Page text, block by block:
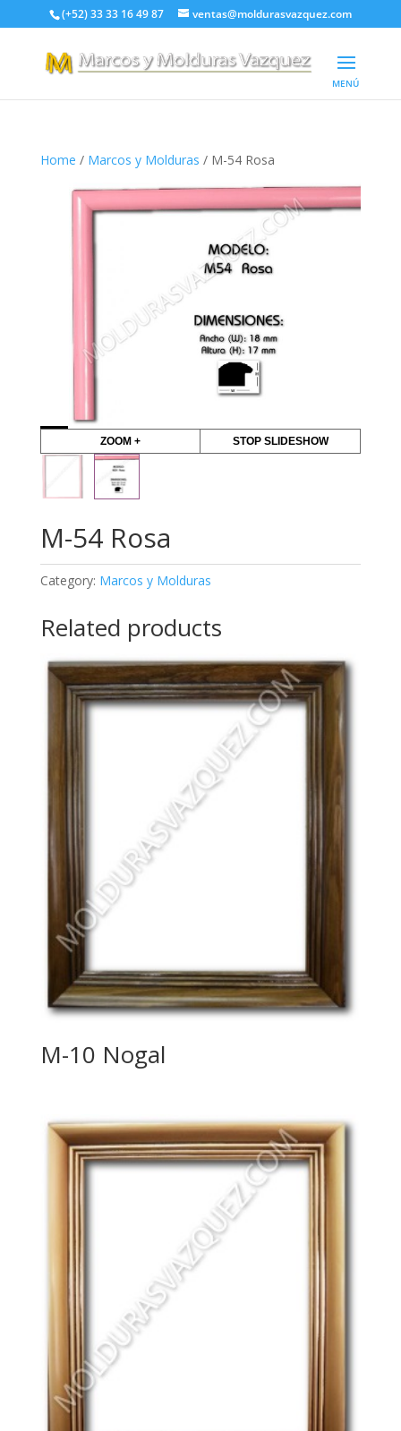
(+52) 33 33 16 49 87 ventas@moldurasvazquez.com
Home / Marcos y Molduras / M-54 Rosa
ZOOM + STOP SLIDESHOW
M-54 Rosa
Category: Marcos y Molduras
Related products
M-10 Nogal